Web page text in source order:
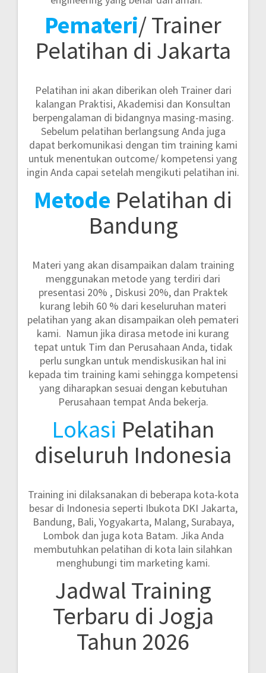
Pemateri/ Trainer
Pelatihan di Jakarta
Pelatihan ini akan diberikan oleh Trainer dari
kalangan Praktisi, Akademisi dan Konsultan
berpengalaman di bidangnya masing-masing.
Sebelum pelatihan berlangsung Anda juga
dapat berkomunikasi dengan tim training kami
untuk menentukan outcome/ kompetensi yang
ingin Anda capai setelah mengikuti pelatihan ini.
Metode Pelatihan di
Bandung
Materi yang akan disampaikan dalam training
menggunakan metode yang terdiri dari
presentasi 20% , Diskusi 20%, dan Praktek
kurang lebih 60 % dari keseluruhan materi
pelatihan yang akan disampaikan oleh pemateri
kami. Namun jika dirasa metode ini kurang
tepat untuk Tim dan Perusahaan Anda, tidak
perlu sungkan untuk mendiskusikan hal ini
kepada tim training kami sehingga kompetensi
yang diharapkan sesuai dengan kebutuhan
Perusahaan tempat Anda bekerja.
Lokasi Pelatihan
diseluruh Indonesia
Training ini dilaksanakan di beberapa kota-kota
besar di Indonesia seperti Ibukota DKI Jakarta,
Bandung, Bali, Yogyakarta, Malang, Surabaya,
Lombok dan juga kota Batam. Jika Anda
membutuhkan pelatihan di kota lain silahkan
menghubungi tim marketing kami.
Jadwal Training
Terbaru di Jogja
Tahun 2026